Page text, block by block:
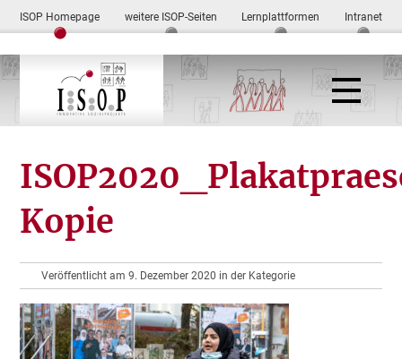
ISOP Homepage weitere ISOP-Seiten Lernplattformen Intranet
Kopie
Veröffentlicht am 9. Dezember 2020 in der Kategorie